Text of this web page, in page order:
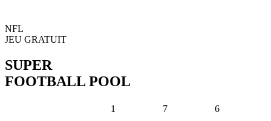
NFL
JEU GRATUIT
SUPER
FOOTBALL POOL
1 7 6